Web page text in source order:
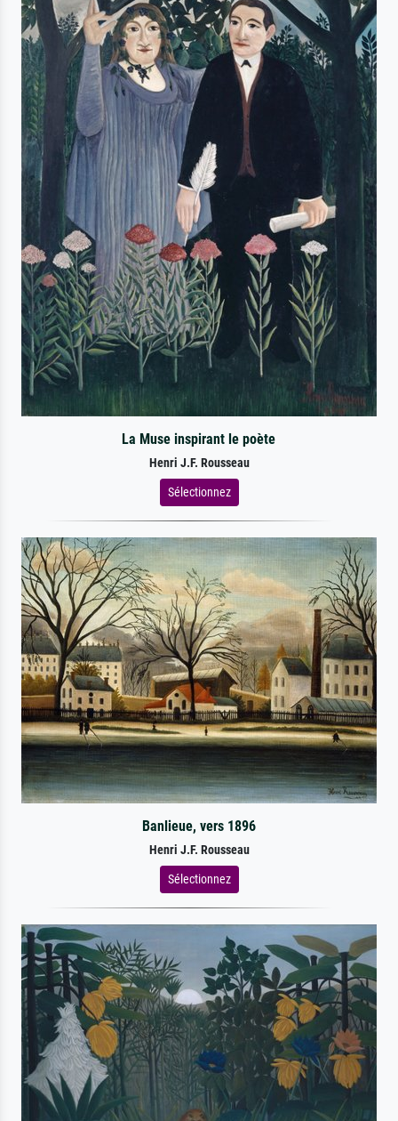
La Muse inspirant le poète
Henri J.F. Rousseau
Sélectionnez
Banlieue, vers 1896
Henri J.F. Rousseau
Sélectionnez